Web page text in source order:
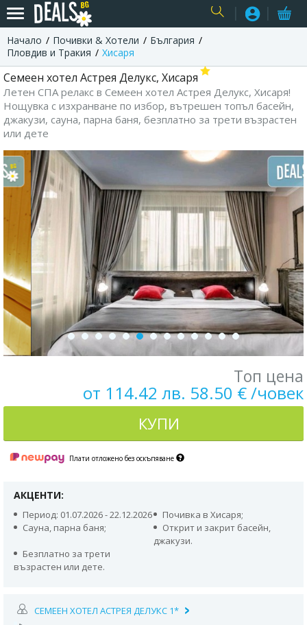
Начало Почивки & Хотели
България
Пловдив и Тракия
Хисаря
Семеен хотел Астрея Делукс, Хисаря
Летен СПА релакс в Семеен хотел Астрея Делукс, Хисаря!
Нощувка с изхранване по избор, вътрешен топъл басейн,
джакузи, сауна, парна баня, безплатно за трети възрастен
или дете
Топ цена
от 114.42 лв. 58.50 € /човек
КУПИ
Плати отложено без оскъпяване
АКЦЕНТИ:
Период: 01.07.2026 - 22.12.2026
Почивка в Хисаря;
Сауна, парна баня;
Открит и закрит басейн,
джакузи.
Безплатно за трети
възрастен или дете.
СЕМЕЕН ХОТЕЛ АСТРЕЯ ДЕЛУКС 1*